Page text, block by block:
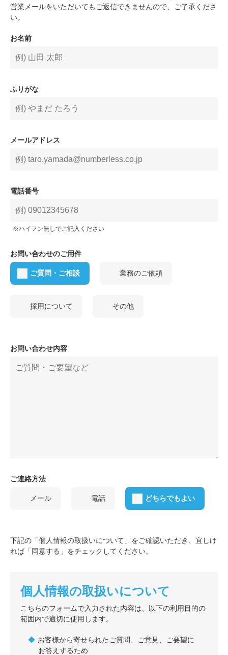
営業メールをいただいてもご返信できませんので、ご了承くださ
い。
お名前
ふりがな
メールアドレス
電話番号
ハイフン無しでご記入ください
お問い合わせのご用件
ご質問・ご相談 業務のご依頼
採用について その他
お問い合わせ内容
ご連絡方法
メール 電話 どちらでもよい
下記の「個人情報の取扱いについて」をご確認いただき、宜しけ
れば「同意する」をチェックしてください。
個人情報の取扱いについて
こちらのフォームで入力された内容は、以下の利用目的の
範囲内で適切に使用します。
お客様から寄せられたご質問、ご意見、ご要望に
お答えするため